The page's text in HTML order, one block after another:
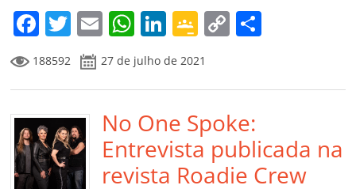
m
F
a
c
e
b
o
o
T
w
itt
er
E
m
ai
l
W
h
at
s
A
p
p
Li
n
k
e
dI
n
G
o
o
gl
e
Cl
a
C
y
Li
n
k
p
til
h
188592 27 de julho de 2021
No One Spoke:
Entrevista publicada na
revista Roadie Crew